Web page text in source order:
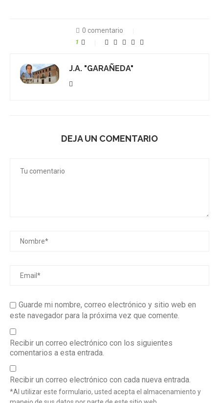
0 comentario
1
J.A. "GARAÑEDA"
DEJA UN COMENTARIO
Guarde mi nombre, correo electrónico y sitio web en
este navegador para la próxima vez que comente.
Recibir un correo electrónico con los siguientes
comentarios a esta entrada.
Recibir un correo electrónico con cada nueva entrada.
*Al utilizar este formulario, usted acepta el almacenamiento y